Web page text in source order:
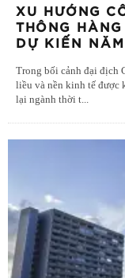
XU HƯỚNG
THÔNG
DỰ KIẾN
Trong bối cảnh đại địch
liều và nền kinh tế được
lại ngành thời t